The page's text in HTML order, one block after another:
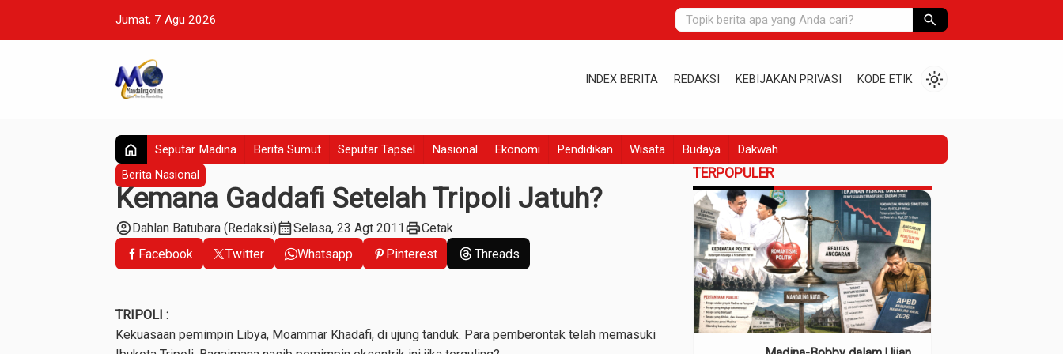
Jumat, 7 Agu 2026 search
INDEX BERITA REDAKSI KEBIJAKAN PRIVASI KODE ETIK light_mode
home Seputar Madina Berita Sumut Seputar Tapsel Nasional Ekonomi Pendidikan Wisata Budaya Dakwah
Berita Nasional
Kemana Gaddafi Setelah Tripoli Jatuh?
account_circleDahlan Batubara (Redaksi)calendar_monthSelasa, 23 Agt 2011printCetak
Facebook
Twitter Whatsapp Pinterest Threads
TRIPOLI :
Kekuasaan pemimpin Libya, Moammar Khadafi, di ujung tanduk. Para pemberontak telah memasuki
TERPOPULER